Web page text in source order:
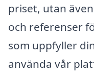
priset, utan
och referenser
som uppfyller
använda vår